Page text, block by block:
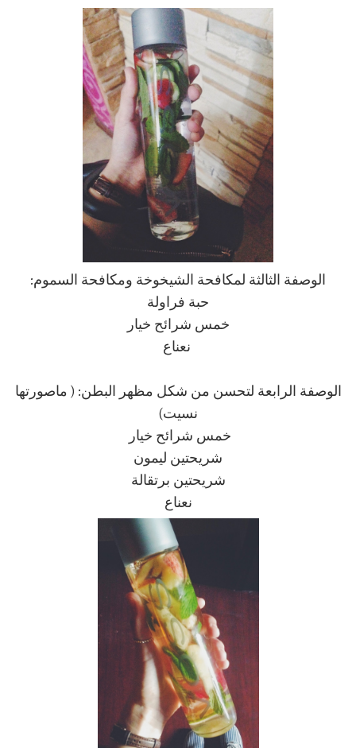
الوصفة الثالثة لمكافحة الشيخوخة ومكافحة السموم:
حبة فراولة
خمس شرائح خيار
نعناع
الوصفة الرابعة لتحسن من شكل مظهر البطن: ( ماصورتها
نسيت)
خمس شرائح خيار
شريحتين ليمون
شريحتين برتقالة
نعناع